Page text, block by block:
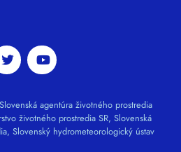
agentúra životného prostredia
životného prostredia SR, Slovenská
Slovenský hydrometeorologický ústav